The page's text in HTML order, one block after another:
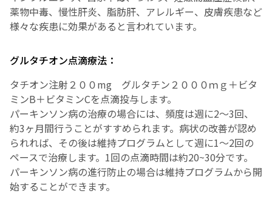
薬物中毒、慢性肝炎、脂肪肝、アレルギー、皮膚疾患など
様々な疾患に効果があると言われています。
グルタチオン点滴療法：
タチオン注射２００mg グルタチン２０００ｍｇ＋ビタ
ミンB＋ビタミンCを点滴投与します。
パーキンソン病の治療の場合には、頻度は週に2～3回、
約3ヶ月間行うことがすすめられます。病状の改善が認め
られれば、その後は維持プログラムとして週に1～2回の
ペースで治療します。1回の点滴時間は約20~30分です。
パーキンソン病の進行防止の場合は維持プログラムから開
始することができます。